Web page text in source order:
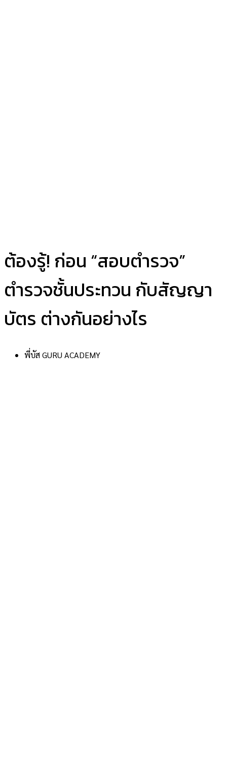
ต้องรู้! ก่อน “สอบตำรวจ”
ตำรวจชั้นประทวน กับสัญญา
บัตร ต่างกันอย่างไร
พี่บัส GURU ACADEMY